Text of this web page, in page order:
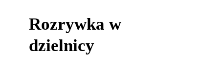
Rozrywka w
dzielnicy